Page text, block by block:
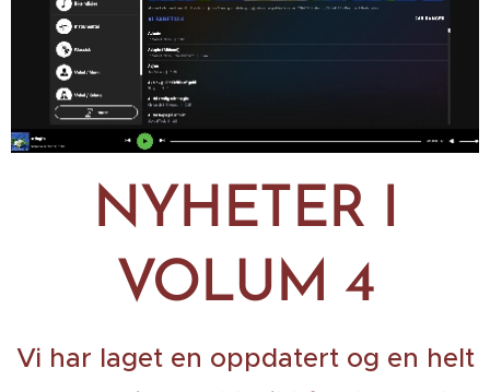
NYHETER I
VOLUM 4
Vi har laget en oppdatert og en helt